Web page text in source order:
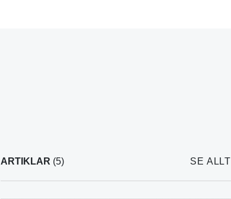
ARTIKLAR (5) SE ALLT